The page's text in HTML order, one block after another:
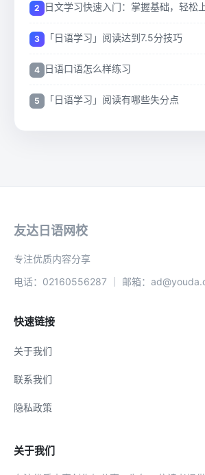
日文学习快速入门：掌握基础，轻松
「日语学习」阅读达到7.5分技巧
日语口语怎么样练习
「日语学习」阅读有哪些失分点
友达日语网校
专注优质内容分享
电话：02160556287 ｜ 邮箱：
快速链接
关于我们
联系我们
隐私政策
关于我们